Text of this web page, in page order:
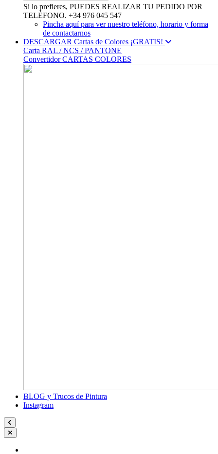
Si lo prefieres, PUEDES REALIZAR TU PEDIDO POR
TELÉFONO. +34 976 045 547
Pincha aquí para ver nuestro teléfono, horario y forma
de contactarnos
DESCARGAR Cartas de Colores ¡GRATIS!
Carta RAL / NCS / PANTONE
Convertidor CARTAS COLORES
BLOG y Trucos de Pintura
Instagram